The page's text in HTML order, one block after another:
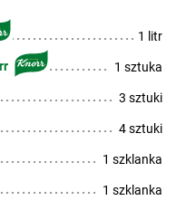
1 litr
1 sztuka
3 sztuki
4 sztuki
1 szklanka
1 szklanka